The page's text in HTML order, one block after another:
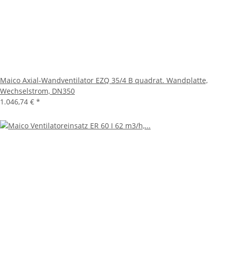
Maico Axial-Wandventilator EZQ 35/4 B quadrat. Wandplatte,
Wechselstrom, DN350
1.046,74 € *